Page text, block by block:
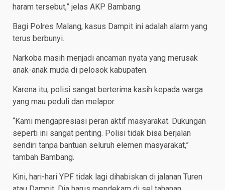
haram tersebut,” jelas AKP Bambang.
Bagi Polres Malang, kasus Dampit ini adalah alarm yang
terus berbunyi.
Narkoba masih menjadi ancaman nyata yang merusak
anak-anak muda di pelosok kabupaten.
Karena itu, polisi sangat berterima kasih kepada warga
yang mau peduli dan melapor.
“Kami mengapresiasi peran aktif masyarakat. Dukungan
seperti ini sangat penting. Polisi tidak bisa berjalan
sendiri tanpa bantuan seluruh elemen masyarakat,”
tambah Bambang.
Kini, hari-hari YPF tidak lagi dihabiskan di jalanan Turen